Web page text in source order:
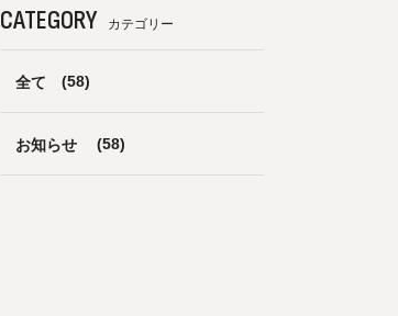
CATEGORY カテゴリー
全て (58)
お知らせ (58)